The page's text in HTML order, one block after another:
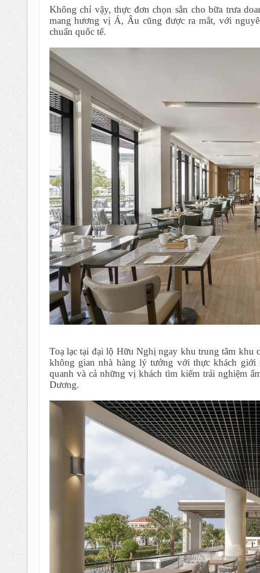
Không chỉ vậy, thực đơn chọn sẵn cho bữa trưa
mang hương vị Á, Âu cũng được ra mắt, với
chuẩn quốc tế.
Toạ lạc tại đại lộ Hữu Nghị ngay khu trung tâm
không gian nhà hàng lý tưởng với thực khách
quanh và cả những vị khách tìm kiếm trải nghiệm
Dương.